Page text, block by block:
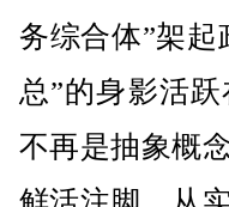
务综合体”架起
总”的身影活
不再是抽象概